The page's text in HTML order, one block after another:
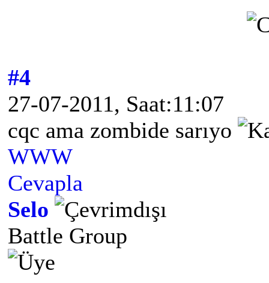
#4
27-07-2011, Saat:11:07
cqc ama zombide sarıyo
WWW
Cevapla
Selo
Battle Group